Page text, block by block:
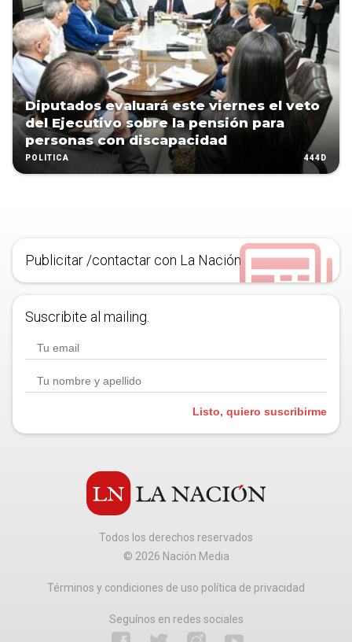
Diputados evaluará este viernes el veto
del Ejecutivo sobre la pensión para
personas con discapacidad
POLÍTICA 444D
Publicitar /contactar con La Nación
Suscribite al mailing.
Listo, quiero suscribirme
Todos los derechos reservados
© 2026 Nación Media
Términos y condiciones de uso política de privacidad
Seguínos en redes sociales